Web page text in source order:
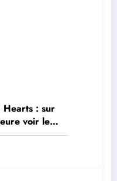
: sur
voir le